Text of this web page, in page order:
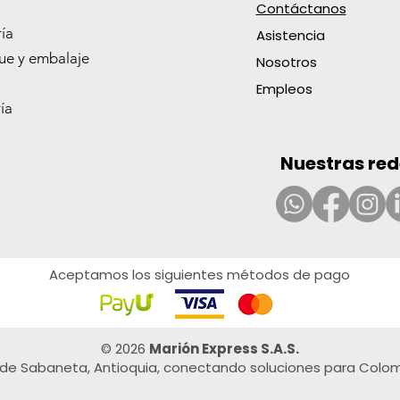
ROLLO BOND 57MMX28M 59700
Precio
1190 COP
MINA 0.7MM 2B FABER 9067-2B
Precio
1455 COP
ROLLO BOND 57MMX40M 59702
Precio
1635 COP
BOLSA PLAST.TASK 46X46 CAL0.5
NGOX10
y embalaje
Contáctanos
Asistencia
Nosotros
Empleos
Nuestras
Aceptamos los siguientes métodos de pago
© 2026 Marión Express S.A.S.
Sabaneta, Antioquia, conectando soluciones para